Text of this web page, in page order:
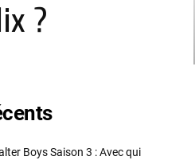
?
Boys Saison 3 : Avec qui